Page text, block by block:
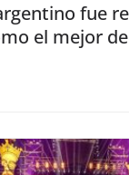
fue
el mejor